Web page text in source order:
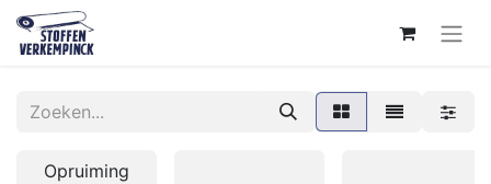
Opruiming